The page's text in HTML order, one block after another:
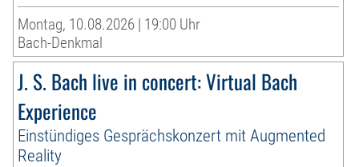
Montag, 10.08.2026 | 19:00 Uhr
Bach-Denkmal
J. S. Bach live in concert: Virtual Bach
Experience
Einstündiges Gesprächskonzert mit Augmented
Reality